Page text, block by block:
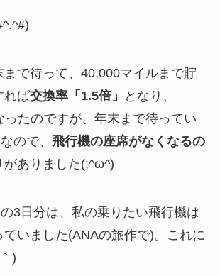
まで待って、40,000マイルまで貯
れば交換率「1.5倍」
となり、
ったのですが、年末まで待ってい
ので、 飛行機の座席がなくなるの
がありました(;^ω^)
3日分は、私の乗りたい飛行機は
ていました(ANAの旅作で)。これに
)